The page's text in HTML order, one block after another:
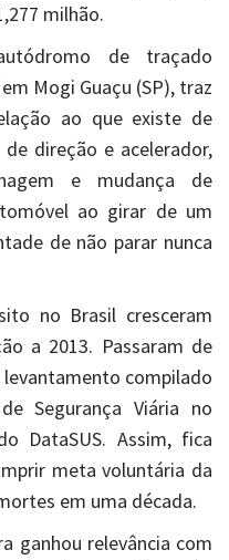
milhão.
de traçado
em Mogi Guaçu (SP), traz
ao que existe de
direção e acelerador,
e mudança de
ao girar de um
de não parar nunca
no Brasil cresceram
a 2013. Passaram de
levantamento compilado
Segurança Viária no
DataSUS. Assim, fica
meta voluntária da
em uma década.
ganhou relevância com